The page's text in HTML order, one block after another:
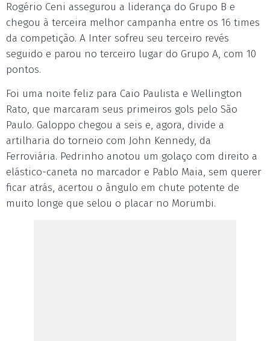
Rogério Ceni assegurou a liderança do Grupo B e
chegou à terceira melhor campanha entre os 16 times
da competição. A Inter sofreu seu terceiro revés
seguido e parou no terceiro lugar do Grupo A, com 10
pontos.
Foi uma noite feliz para Caio Paulista e Wellington
Rato, que marcaram seus primeiros gols pelo São
Paulo. Galoppo chegou a seis e, agora, divide a
artilharia do torneio com John Kennedy, da
Ferroviária. Pedrinho anotou um golaço com direito a
elástico-caneta no marcador e Pablo Maia, sem querer
ficar atrás, acertou o ângulo em chute potente de
muito longe que selou o placar no Morumbi.